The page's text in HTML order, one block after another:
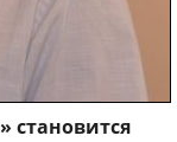
становится